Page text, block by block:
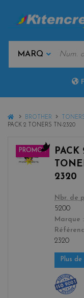
MARQUES
CLÉS
HOMEBROTHER
PACK 2 TONERS TN-2320
PROMO !
PACK
2320
color
b
Nbr. de
5200
Marque
2320
Plus